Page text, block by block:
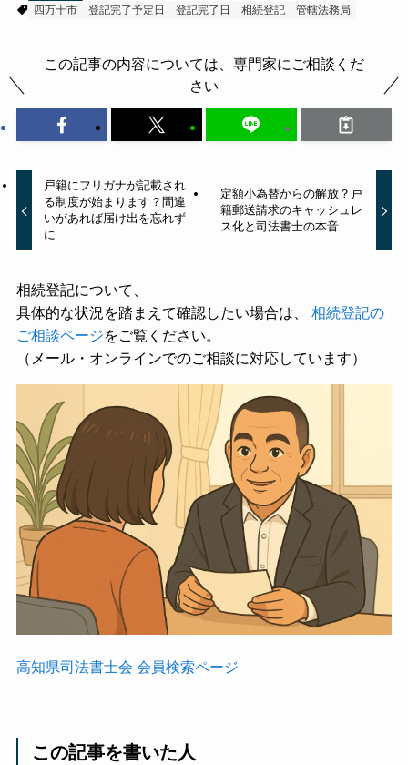
四万十市
登記完了予定日 登記完了日 相続登記 管轄法務局
この記事の内容については、専門家にご相談くだ
さい
戸籍にフリガナが記載され
る制度が始まります？間違
いがあれば届け出を忘れず
に
定額小為替からの解放？戸
籍郵送請求のキャッシュレ
ス化と司法書士の本音
相続登記について、
具体的な状況を踏まえて確認したい場合は、 相続登記の
ご相談ページをご覧ください。
（メール・オンラインでのご相談に対応しています）
高知県司法書士会 会員検索ページ
この記事を書いた人